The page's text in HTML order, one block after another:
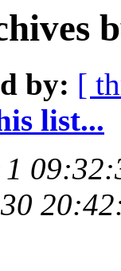
by: [
list...
1